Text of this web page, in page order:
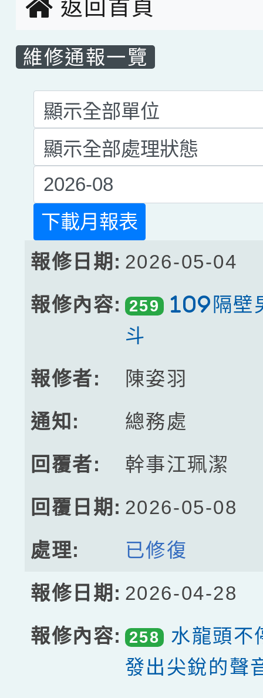
創客第三名。
返回首頁
維修通報一覽
List Repair
下載月報表
2026-05-04
259
109隔壁
斗
陳姿羽
總務處
幹事江珮潔
2026-05-08
已修復
2026-04-28
258
水龍頭不
發出尖銳的聲